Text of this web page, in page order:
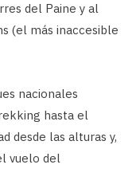
del Paine y al
(el más inaccesible
nacionales
hasta el
desde las alturas y,
vuelo del